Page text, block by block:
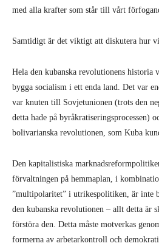
med alla krafter som står till vårt
Samtidigt är det viktigt att diskutera hur vi
Hela den kubanska revolutionens historia
bygga socialism i ett enda land. Det var
var knuten till Sovjetunionen (trots den
detta hade på byråkratiseringsprocessen)
bolivarianska revolutionen, som Kuba
Den kapitalistiska
förvaltningen på hemmaplan, i
”multipolaritet” i utrikespolitiken, är inte
den kubanska revolutionen – allt detta är
förstöra den. Detta måste motverkas
formerna av arbetarkontroll och